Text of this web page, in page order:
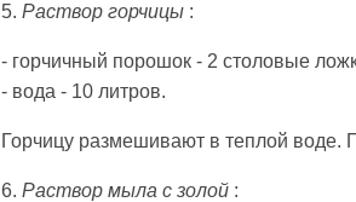
5. Раствор горчицы :
- горчичный порошок - 2 столовые
- вода - 10 литров.
Горчицу размешивают в теплой воде.
6. Раствор мыла с золой :